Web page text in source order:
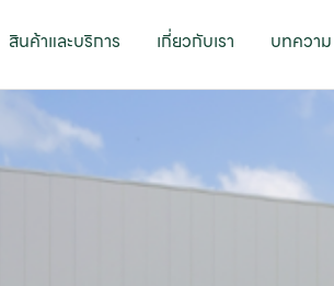
สินค้าและบริการ เกี่ยวกับเรา บทความ